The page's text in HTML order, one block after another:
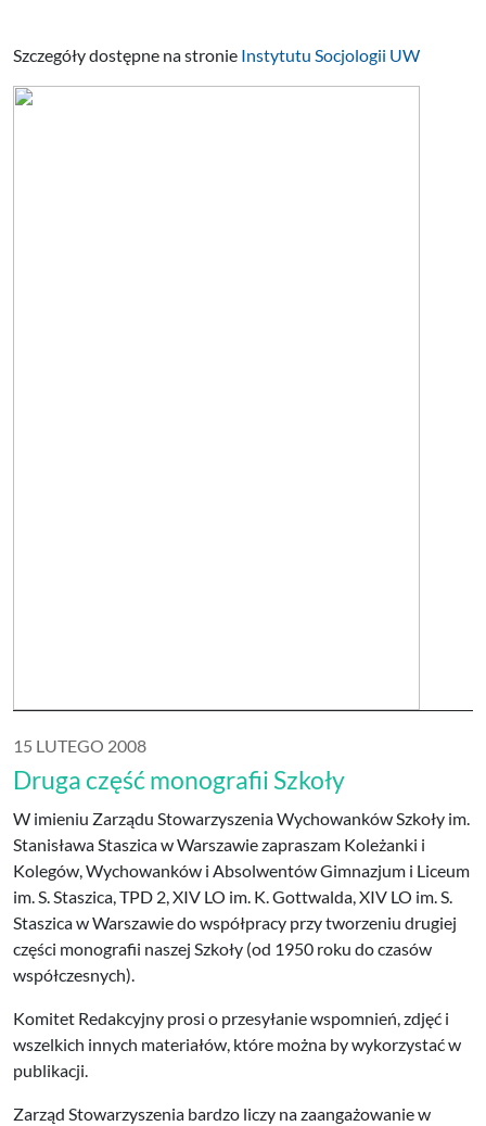
Szczegóły dostępne na stronie Instytutu Socjologii UW
15 LUTEGO 2008
Druga część monografii Szkoły
W imieniu Zarządu Stowarzyszenia Wychowanków Szkoły im.
Stanisława Staszica w Warszawie zapraszam Koleżanki i
Kolegów, Wychowanków i Absolwentów Gimnazjum i Liceum
im. S. Staszica, TPD 2, XIV LO im. K. Gottwalda, XIV LO im. S.
Staszica w Warszawie do współpracy przy tworzeniu drugiej
części monografii naszej Szkoły (od 1950 roku do czasów
współczesnych).
Komitet Redakcyjny prosi o przesyłanie wspomnień, zdjęć i
wszelkich innych materiałów, które można by wykorzystać w
publikacji.
Zarząd Stowarzyszenia bardzo liczy na zaangażowanie w